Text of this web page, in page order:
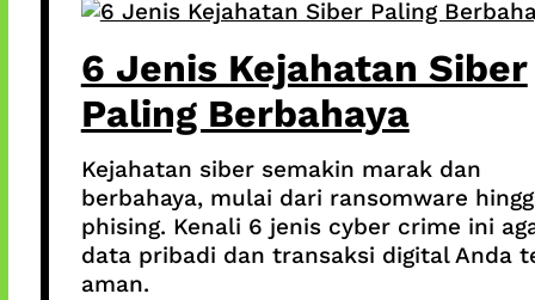
6 Jenis Kejahatan Siber
Paling Berbahaya
Kejahatan siber semakin marak dan
berbahaya, mulai dari ransomware
phising. Kenali 6 jenis cyber crime ini
data pribadi dan transaksi digital Anda
aman.